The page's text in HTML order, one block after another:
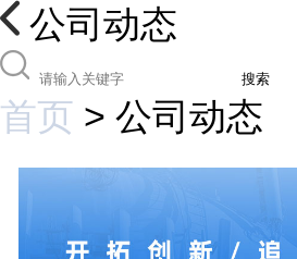
公司动态
搜索
首页 > 公司动态